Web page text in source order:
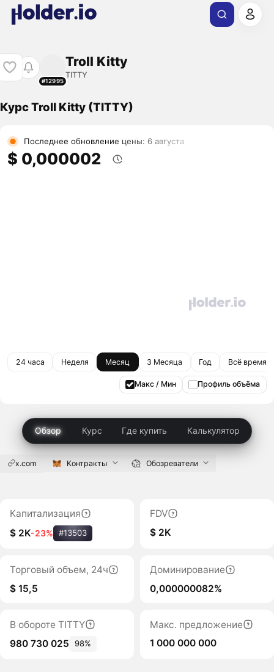
#12995
Troll Kitty
TITTY
Курс Troll Kitty (TITTY)
Последнее обновление цены: 6 августа
$ 0,000002
24 часа Неделя Месяц 3 Месяца Год Всё время
Макс / Мин Профиль объёма
Обзор Курс Где купить Калькулятор
x.com Контракты Обозреватели
Капитализация
$ 2K-23% #13503
FDV
$ 2K
Торговый объем, 24ч
$ 15,5
Доминирование
0,000000082%
В обороте TITTY
980 730 025
98%
Макс. предложение
1 000 000 000